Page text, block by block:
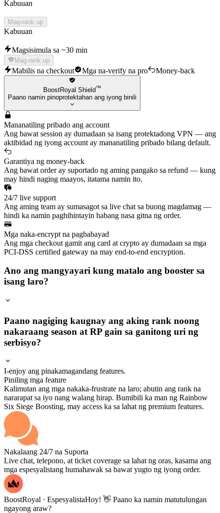
Kabuuan
Mag-rank up
Kabuuan
Magsisimula sa ~30 min
Mag-rank up
Mabilis na checkout Mga na-verify na pro Money-back
BoostRoyal Shield™
Paano namin pinoprotektahan ang iyong binili
Mananatiling pribado ang account
Ang bawat session ay dumadaan sa isang protektadong VPN — ang
aktibidad ng iyong account ay mananatiling pribado bilang default.
Garantiya ng money-back
Ang bawat order ay suportado ng aming pangako sa refund — kung
may hindi naging maayos, itatama namin ito.
24/7 live support
Ang aming team ay sumasagot sa live chat sa buong magdamag —
hindi ka namin paghihintayin habang nasa gitna ng order.
Mga naka-encrypt na pagbabayad
Ang mga checkout gamit ang card at crypto ay dumadaan sa mga
PCI-DSS certified gateway na may end-to-end encryption.
Ano ang mangyayari kung matalo ang booster sa
isang laro?
Paano nagiging kaugnay ang aking rank noong
nakaraang season at RP gain sa ganitong uri ng
serbisyo?
I-enjoy ang pinakamagandang features.
Piniling mga feature
Kalimutan ang mga nakaka-frustrate na laro; abutin ang rank na
nararapat sa iyo nang walang hirap. Bumibili ka man ng Rainbow
Six Siege Boosting, may access ka sa lahat ng premium features.
Nakalaang 24/7 na Suporta
Live chat, telepono, at ticket coverage sa lahat ng oras, kasama ang
mga espesyalistang humahawak sa bawat yugto ng iyong order.
BoostRoyal · EspesyalistaHoy! 👋 Paano ka namin matutulungan
ngayong araw?